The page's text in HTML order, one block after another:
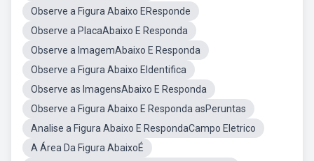
Observe a Figura Abaixo EResponde
Observe a PlacaAbaixo E Responda
Observe a ImagemAbaixo E Responda
Observe a Figura Abaixo EIdentifica
Observe as ImagensAbaixo E Responda
Observe a Figura Abaixo E Responda asPeruntas
Analise a Figura Abaixo E RespondaCampo Eletrico
A Área Da Figura AbaixoÉ